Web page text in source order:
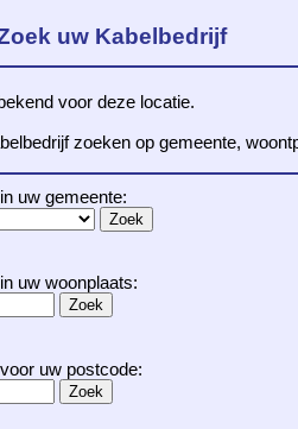
uw Kabelbedrijf
voor deze locatie.
zoeken op gemeente,
uw gemeente:
uw woonplaats:
uw postcode: